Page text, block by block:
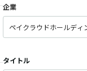
企業
タイトル